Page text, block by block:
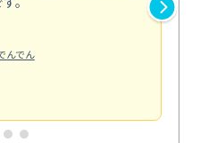
んでん